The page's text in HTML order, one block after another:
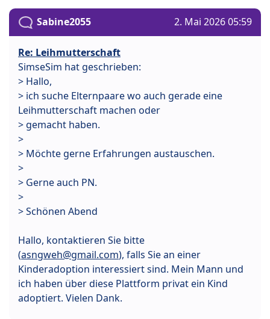
Sabine2055 2. Mai 2026 05:59
Re: Leihmutterschaft
SimseSim hat geschrieben:
> Hallo,
> ich suche Elternpaare wo auch gerade eine
Leihmutterschaft machen oder
> gemacht haben.
>
> Möchte gerne Erfahrungen austauschen.
>
> Gerne auch PN.
>
> Schönen Abend
Hallo, kontaktieren Sie bitte
(asngweh@gmail.com), falls Sie an einer
Kinderadoption interessiert sind. Mein Mann und
ich haben über diese Plattform privat ein Kind
adoptiert. Vielen Dank.